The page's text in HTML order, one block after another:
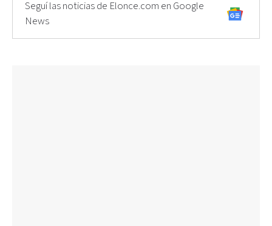
Seguí las noticias de Elonce.com en Google
News